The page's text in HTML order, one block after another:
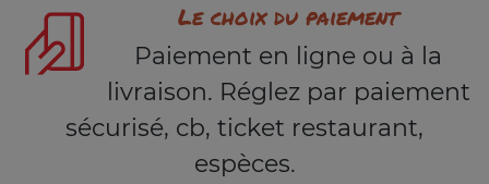
Le choix du paiement
Paiement en ligne ou à la
livraison. Réglez par paiement
sécurisé, cb, ticket restaurant,
espèces.